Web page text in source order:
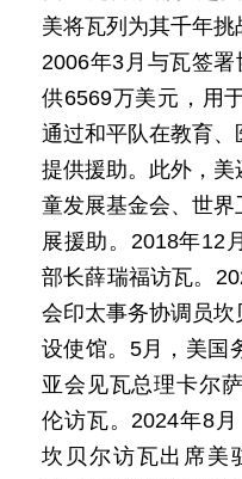
美将瓦列为其千年
2006年3月与瓦签
供6569万美元，用
通过和平队在教育
提供援助。此外，
童发展基金会、世
展援助。2018年12
部长薛瑞福访瓦。
会印太事务协调员
设使馆。5月，美国
亚会见瓦总理卡尔
伦访瓦。2024年8
坎贝尔访瓦出席美